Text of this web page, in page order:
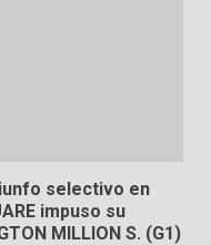
selectivo en
impuso su
MILLION S. (G1)